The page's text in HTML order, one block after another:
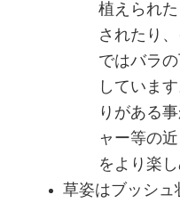
植えられ
されたり
ではバラ
していま
りがある
ャー等の
をより楽
草姿はブッシュ